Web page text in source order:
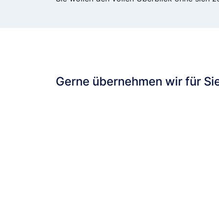
Gerne übernehmen wir für